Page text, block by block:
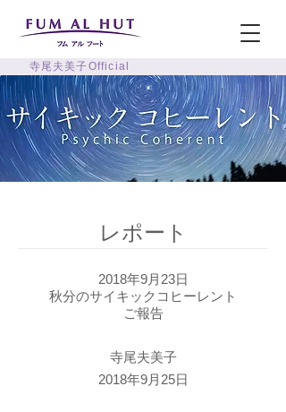
寺尾夫美子Official
レポート
2018年9月23日
秋分のサイキックコヒーレント
ご報告
寺尾夫美子
2018年9月25日